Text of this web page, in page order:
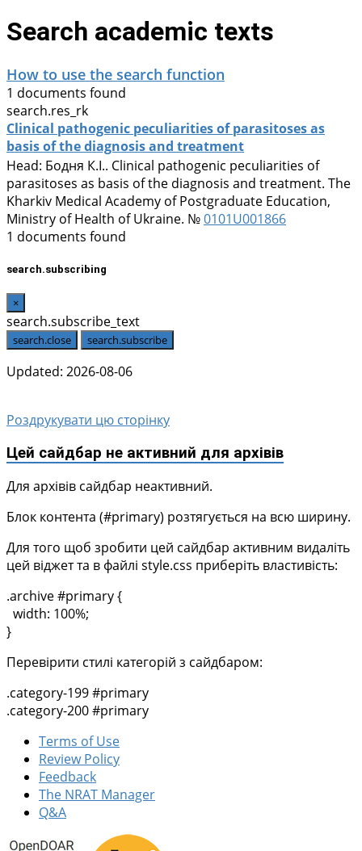
Search academic texts
How to use the search function
1 documents found
search.res_rk
Clinical pathogenic peculiarities of parasitoses as
basis of the diagnosis and treatment
Head: Бодня К.І.. Clinical pathogenic peculiarities of
parasitoses as basis of the diagnosis and treatment. The
Kharkiv Medical Academy of Postgraduate Education,
Ministry of Health of Ukraine. №0101U001866
1 documents found
search.subscribing
×
search.subscribe_text
search.close search.subscribe
Updated: 2026-08-06
Роздрукувати цю сторінку
Цей сайдбар не активний для архівів
Для архівів сайдбар неактивний.
Блок контента (#primary) розтягується на всю ширину.
Для того щоб зробити цей сайдбар активним видаліть
цей віджет та в файлі style.css приберіть властивість:
.archive #primary {
width: 100%;
}
Перевірити стилі категорій з сайдбаром:
.category-199 #primary
.category-200 #primary
Terms of Use
Review Policy
Feedback
The NRAT Manager
Q&A